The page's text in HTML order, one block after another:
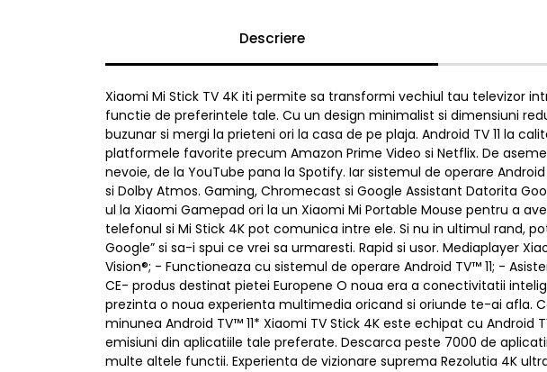
Descriere
Xiaomi Mi Stick TV 4K iti permite sa transformi vechiul tau televizor
functie de preferintele tale. Cu un design minimalist si dimensiuni
buzunar si mergi la prieteni ori la casa de pe plaja. Android TV 11 la
platformele favorite precum Amazon Prime Video si Netflix. De
nevoie, de la YouTube pana la Spotify. Iar sistemul de operare
si Dolby Atmos. Gaming, Chromecast si Google Assistant Datorita
ul la Xiaomi Gamepad ori la un Xiaomi Mi Portable Mouse pentru a
telefonul si Mi Stick 4K pot comunica intre ele. Si nu in ultimul rand,
Google” si sa-i spui ce vrei sa urmaresti. Rapid si usor. Mediaplayer
Vision®; - Functioneaza cu sistemul de operare Android TV™ 11; -
CE- produs destinat pietei Europene O noua era a conectivitatii
prezinta o noua experienta multimedia oricand si oriunde te-ai
minunea Android TV™ 11* Xiaomi TV Stick 4K este echipat cu
emisiuni din aplicatiile tale preferate. Descarca peste 7000 de
multe altele functii. Experienta de vizionare suprema Rezolutia 4K